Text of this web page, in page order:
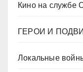
Кино на службе
ГЕРОИ И
Локальные